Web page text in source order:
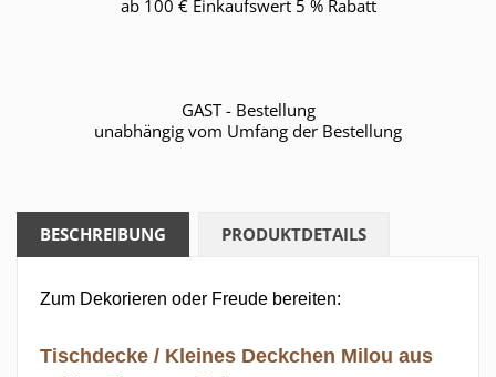
ab 100 € Einkaufswert 5 % Rabatt
GAST - Bestellung
unabhängig vom Umfang der Bestellung
BESCHREIBUNG PRODUKTDETAILS
Zum Dekorieren oder Freude bereiten:
Tischdecke / Kleines Deckchen Milou aus